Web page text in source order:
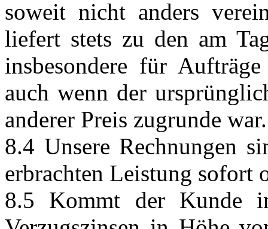
soweit nicht anders
liefert stets zu den am
insbesondere für
auch wenn der
anderer Preis zugrunde
8.4 Unsere Rechnungen
erbrachten Leistung sofort
8.5 Kommt der Kunde